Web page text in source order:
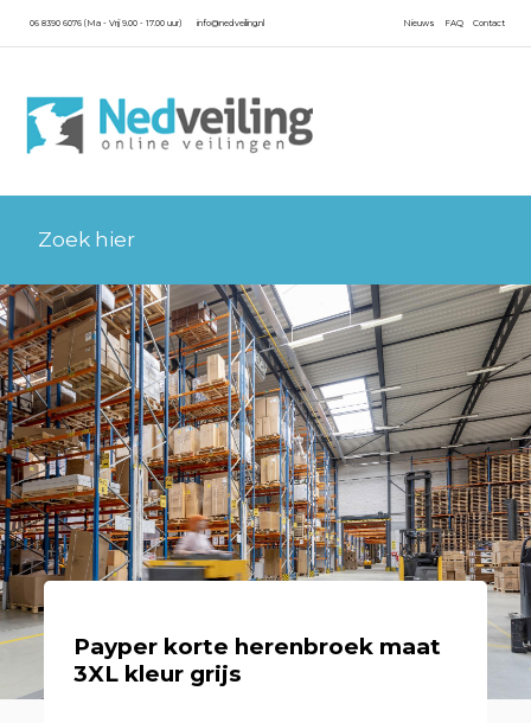
06 8390 6076 (Ma - Vrij 9.00 - 17.00 uur) info@nedveiling.nl Contact
FAQ
Nieuws
Payper korte herenbroek maat
3XL kleur grijs